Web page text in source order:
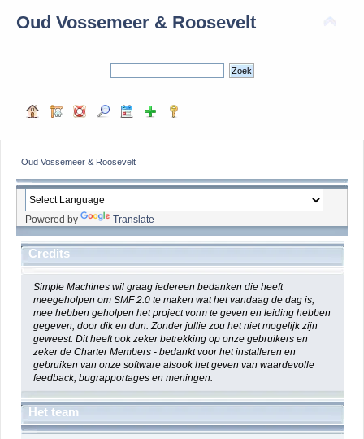
Oud Vossemeer & Roosevelt
Oud Vossemeer & Roosevelt
Powered by Translate
Credits
Simple Machines wil graag iedereen bedanken die heeft
meegeholpen om SMF 2.0 te maken wat het vandaag de dag is;
mee hebben geholpen het project vorm te geven en leiding hebben
gegeven, door dik en dun. Zonder jullie zou het niet mogelijk zijn
geweest. Dit heeft ook zeker betrekking op onze gebruikers en
zeker de Charter Members - bedankt voor het installeren en
gebruiken van onze software alsook het geven van waardevolle
feedback, bugrapportages en meningen.
Het team